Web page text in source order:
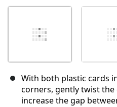
With both plastic cards
corners, gently twist the
increase the gap